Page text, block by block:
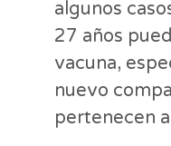
algunos
27 años
vacuna,
nuevo
pertenecen